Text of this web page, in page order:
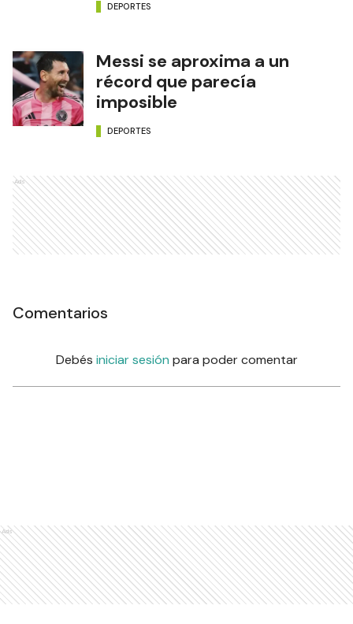
DEPORTES
Messi se aproxima a un
récord que parecía
imposible
DEPORTES
Ads
Comentarios
Debés iniciar sesión para poder comentar
Ads